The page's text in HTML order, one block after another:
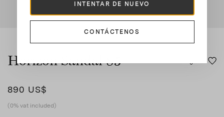
INTENTAR DE NUEVO
CONTÁCTENOS
Horizon Sandal 85
890 US$
(0% vat included)